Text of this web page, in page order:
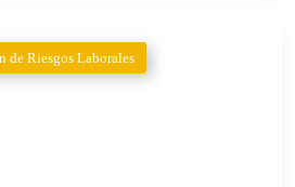
de Riesgos Laborales